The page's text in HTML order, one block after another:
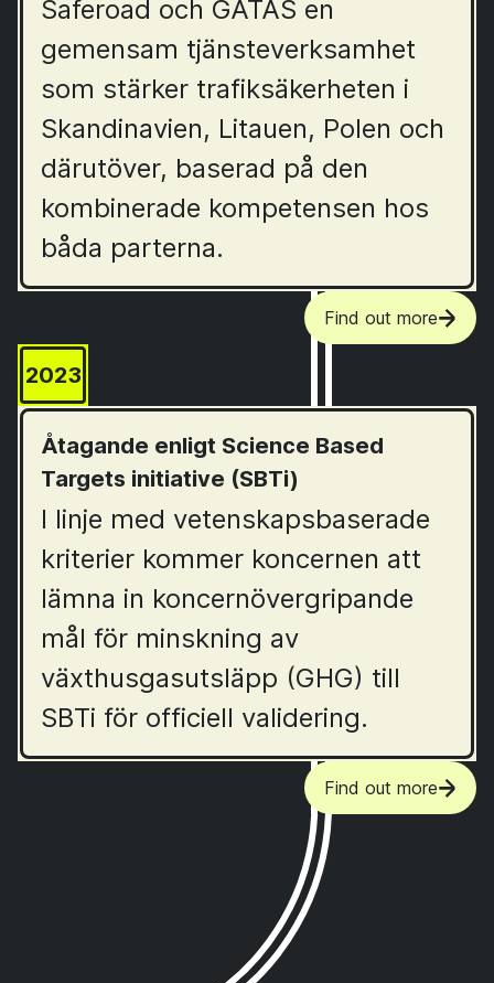
Saferoad och GATAS en
gemensam tjänsteverksamhet
som stärker trafiksäkerheten i
Skandinavien, Litauen, Polen och
därutöver, baserad på den
kombinerade kompetensen hos
båda parterna.
Find out more
2023
Åtagande enligt Science Based
Targets initiative (SBTi)
I linje med vetenskapsbaserade
kriterier kommer koncernen att
lämna in koncernövergripande
mål för minskning av
växthusgasutsläpp (GHG) till
SBTi för officiell validering.
Find out more